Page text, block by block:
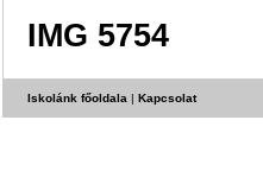
IMG 5754
Iskolánk főoldala | Kapcsolat